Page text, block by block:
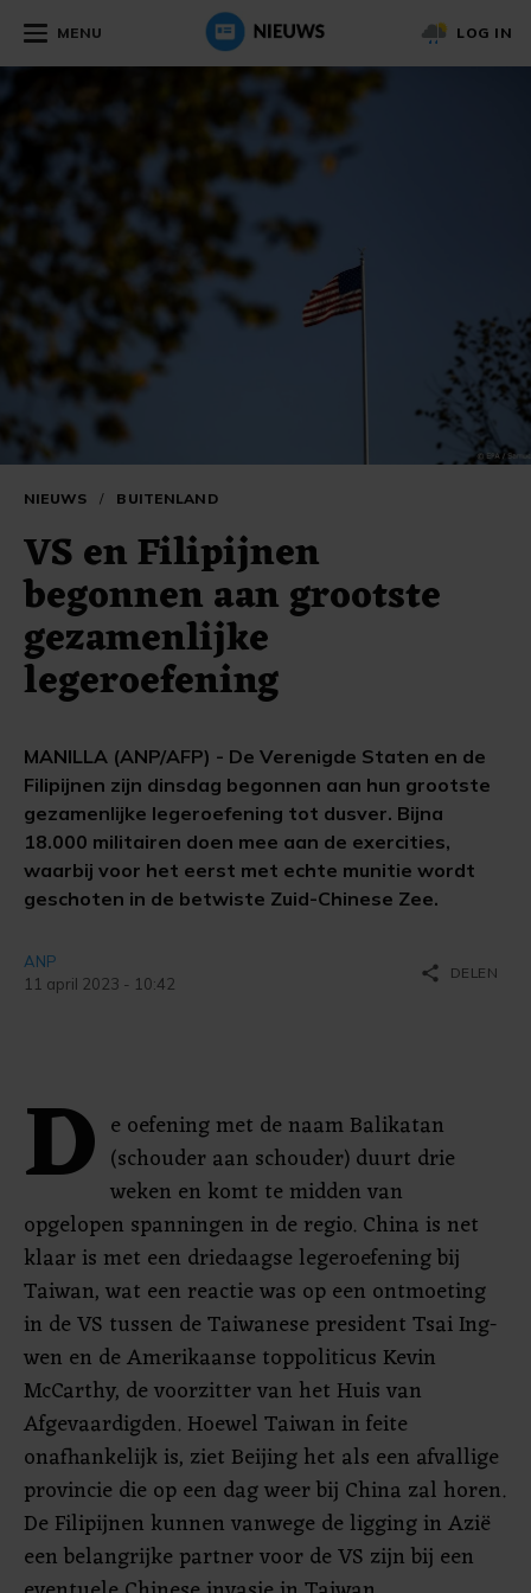
MENU LOG IN
NIEUWS / BUITENLAND
VS en Filipijnen
begonnen aan grootste
gezamenlijke
legeroefening
MANILLA (ANP/AFP) - De Verenigde Staten en de
Filipijnen zijn dinsdag begonnen aan hun grootste
gezamenlijke legeroefening tot dusver. Bijna
18.000 militairen doen mee aan de exercities,
waarbij voor het eerst met echte munitie wordt
geschoten in de betwiste Zuid-Chinese Zee.
ANP
11 april 2023 - 10:42
share DELEN
D e oefening met de naam Balikatan
(schouder aan schouder) duurt drie
weken en komt te midden van
opgelopen spanningen in de regio. China is net
klaar is met een driedaagse legeroefening bij
Taiwan, wat een reactie was op een ontmoeting
in de VS tussen de Taiwanese president Tsai Ing-
wen en de Amerikaanse toppoliticus Kevin
McCarthy, de voorzitter van het Huis van
Afgevaardigden. Hoewel Taiwan in feite
onafhankelijk is, ziet Beijing het als een afvallige
provincie die op een dag weer bij China zal horen.
De Filipijnen kunnen vanwege de ligging in Azië
een belangrijke partner voor de VS zijn bij een